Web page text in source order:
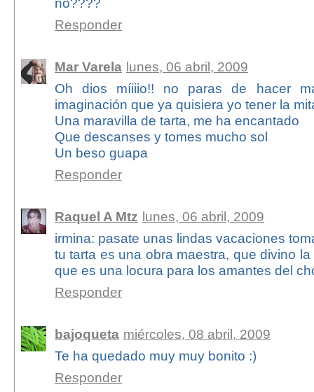
Responder
Mar Varela lunes, 06 abril, 2009
Oh dios míiiio!! no paras de hacer
imaginación que ya quisiera yo tener la
Una maravilla de tarta, me ha encantado
Que descanses y tomes mucho sol
Un beso guapa
Responder
Raquel A Mtz lunes, 06 abril, 2009
irmina: pasate unas lindas vacaciones
tu tarta es una obra maestra, que divino
que es una locura para los amantes del
Responder
bajoqueta miércoles, 08 abril, 2009
Te ha quedado muy muy bonito :)
Responder